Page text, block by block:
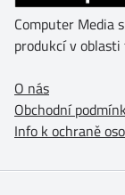
Computer Media
produkcí v
O nás
Obchodní
Info k ochraně